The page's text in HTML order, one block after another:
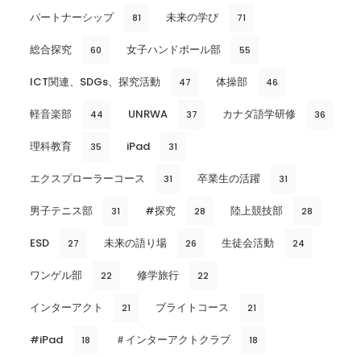
パートナーシップ 81 未来の学び 71
総合探究 60 女子ハンドボール部 55
ICT関連、SDGs、探究活動 47 体操部 46
軽音楽部 44 UNRWA 37 カナダ語学研修 36
理科教育 35 iPad 31
エクスプローラーコース 31 卒業生の活躍 31
男子テニス部 31 #探究 28 陸上競技部 28
ESD 27 未来の語り場 26 生徒会活動 24
ワンゲル部 22 修学旅行 22
インターアクト 21 ブライトコース 21
#iPad 18 ＃インターアクトクラブ 18